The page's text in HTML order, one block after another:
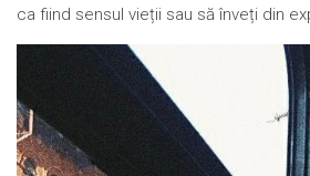
ca fiind sensul vieții sau să înveți din